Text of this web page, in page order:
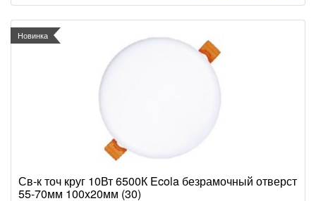
Новинка
Св-к точ круг 10Вт 6500К Ecola безрамочный отверст
55-70мм 100x20мм (30)